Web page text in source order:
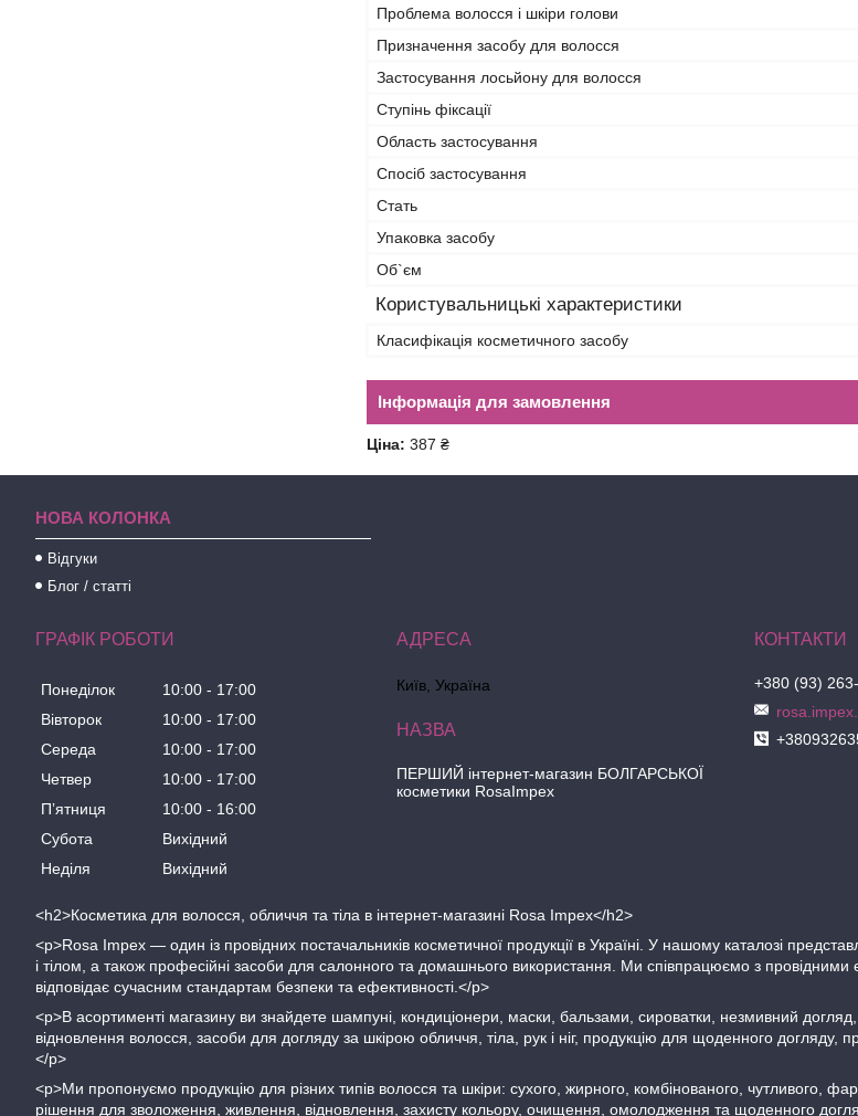
Проблема волосся і шкіри голови
Призначення засобу для волосся
Застосування лосьйону для волосся
Ступінь фіксації
Область застосування
Спосіб застосування
Стать
Упаковка засобу
Об`єм
Користувальницькі характеристики
Класифікація косметичного засобу
Інформація для замовлення
Ціна: 387 ₴
НОВА КОЛОНКА
Відгуки
Блог / статті
ГРАФІК РОБОТИ
Понеділок 10:00
17:00
Вівторок
10:00
17:00
Середа
10:00
17:00
Четвер
10:00
17:00
Пʼятниця
10:00
16:00
Субота
Вихідний
Неділя
Вихідний
Київ, Україна
ПЕРШИЙ інтернет-магазин БОЛГАРСЬКОЇ
косметики RosaImpex
+380 (93)
<h2>Косметика для волосся, обличчя та тіла в інтернет-магазині Rosa Impex</h2>
<p>Rosa Impex — один із провідних постачальників косметичної продукції в Україні. У нашому каталозі
і тілом, а також професійні засоби для салонного та домашнього використання. Ми співпрацюємо з
відповідає сучасним стандартам безпеки та ефективності.</p>
<p>В асортименті магазину ви знайдете шампуні, кондиціонери, маски, бальзами, сироватки, незмивний
відновлення волосся, засоби для догляду за шкірою обличчя, тіла, рук і ніг, продукцію для щоденного
</p>
<p>Ми пропонуємо продукцію для різних типів волосся та шкіри: сухого, жирного, комбінованого, чутливого,
рішення для зволоження, живлення, відновлення, захисту кольору, очищення, омолодження та щоденного